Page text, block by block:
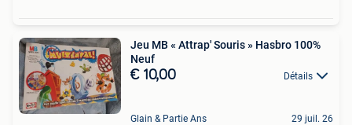
Jeu MB « Attrap' Souris » Hasbro 100%
Neuf
€ 10,00 Détails
Glain & Partie Ans 29 juil. 26